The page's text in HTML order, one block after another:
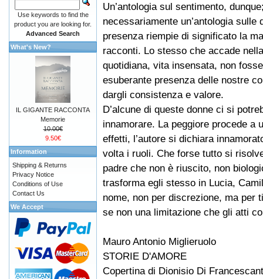
Un’antologia sul sentimento,
necessariamente un’antologia sulle
presenza riempie di significato la
racconti. Lo stesso che accade
quotidiana, vita insensata, non
esuberante presenza delle nostre
dargli consistenza e valore.
D’alcune di queste donne ci si
innamorare. La peggiore procede a
effetti, l’autore si dichiara
volta i ruoli. Che forse tutto si
padre che non è riuscito, non
trasforma egli stesso in Lucia,
nome, non per discrezione, ma per
se non una limitazione che gli atti
Mauro Antonio Miglieruolo
STORIE D'AMORE
Copertina di Dionisio Di
Use keywords to find the
product you are looking for.
Advanced Search
What's New?
IL GIGANTE RACCONTA
Memorie
10.00€
9.50€
Information
Shipping & Returns
Privacy Notice
Conditions of Use
Contact Us
We Accept